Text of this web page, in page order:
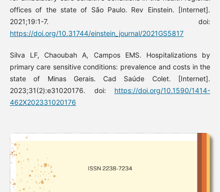
offices of the state of São Paulo. Rev Einstein. [Internet].
2021;19:1-7. doi:
https://doi.org/10.31744/einstein_journal/2021GS5817
Silva LF, Chaoubah A, Campos EMS. Hospitalizations by
primary care sensitive conditions: prevalence and costs in the
state of Minas Gerais. Cad Saúde Colet. [Internet].
2023;31(2):e31020176. doi: https://doi.org/10.1590/1414-
462X202331020176